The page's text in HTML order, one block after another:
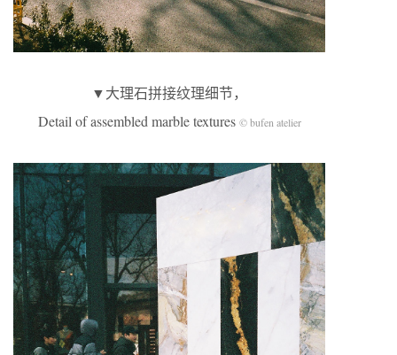
▼大理石拼接纹理细节，
Detail of assembled marble textures © bufen atelier